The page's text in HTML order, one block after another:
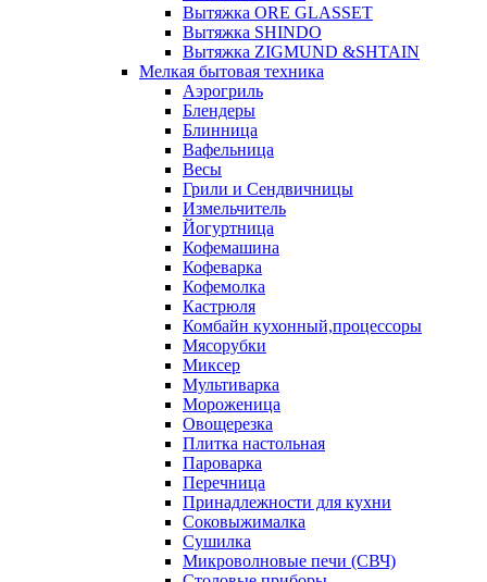
Вытяжка ORE GLASSET
Вытяжка SHINDO
Вытяжка ZIGMUND &SHTAIN
Мелкая бытовая техника
Аэрогриль
Блендеры
Блинница
Вафельница
Весы
Грили и Сендвичницы
Измельчитель
Йогуртница
Кофемашина
Кофеварка
Кофемолка
Кастрюля
Комбайн кухонный,процессоры
Мясорубки
Миксер
Мультиварка
Мороженица
Овощерезка
Плитка настольная
Пароварка
Перечница
Принадлежности для кухни
Соковыжималка
Сушилка
Микроволновые печи (СВЧ)